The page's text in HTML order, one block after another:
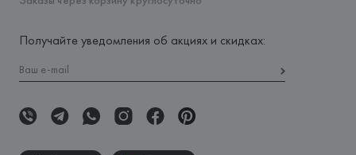
Получайте уведомления об акциях и скидках: